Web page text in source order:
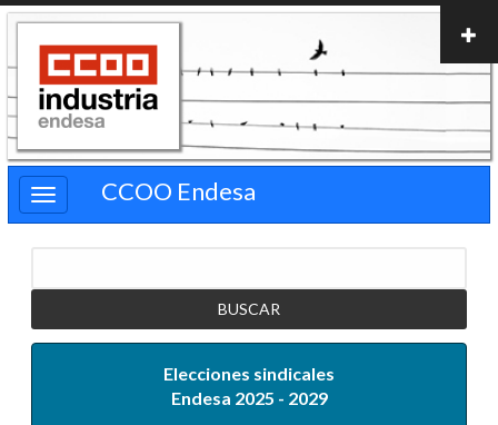
Pasar
contenido
principal
CCOO Endesa
Elecciones sindicales
Endesa 2025 - 2029